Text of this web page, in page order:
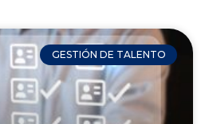
GESTIÓN DE TALENTO